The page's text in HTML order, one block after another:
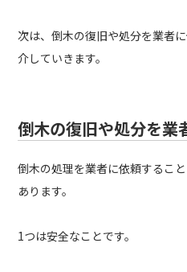
次は、倒木の復旧や処分を業者
介していきます。
倒木の復旧や処分を業
倒木の処理を業者に依頼するこ
あります。
1つは安全なことです。